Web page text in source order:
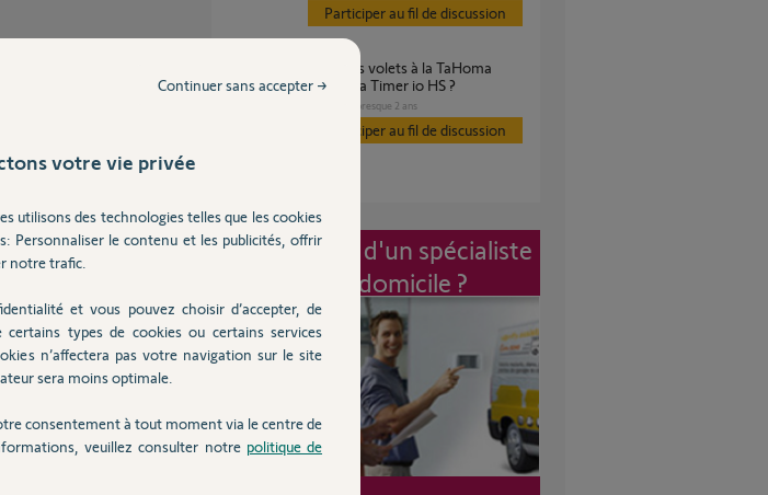
lors du pilotage
VELUX, dont le statut
et
décrits ci-dessus
plus de les actionner
Participer au fil de discussion
Switch avec une Nina Timer io HS ?
il y a presque 2 ans
Participer au fil de discussion
Intervention d'un spécialiste
à mon domicile ?
votre vie privée
utilisons des technologies telles que les cookies
Personnaliser le contenu et les publicités, offrir
notre trafic.
et vous pouvez choisir d’accepter, de
types de cookies ou certains services
n’affectera pas votre navigation sur le site
sera moins optimale.
consentement à tout moment via le centre de
veuillez consulter notre politique de
Continuer sans accepter →